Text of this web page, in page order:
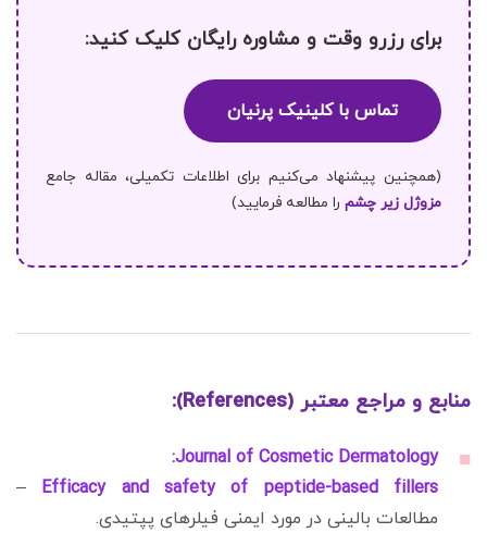
برای رزرو وقت و مشاوره رایگان کلیک کنید:
تماس با کلینیک پرنیان
(همچنین پیشنهاد می‌کنیم برای اطلاعات تکمیلی، مقاله جامع
مزوژل زیر چشم را مطالعه فرمایید)
منابع و مراجع معتبر (References):
Journal of Cosmetic Dermatology:
Efficacy and safety of peptide-based fillers
–
مطالعات بالینی در مورد ایمنی فیلرهای پپتیدی.